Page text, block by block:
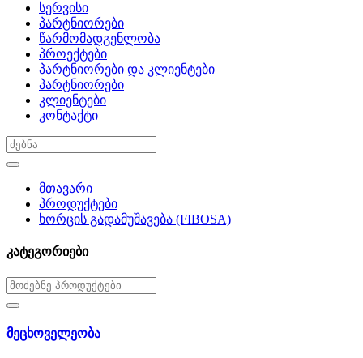
სერვისი
პარტნიორები
წარმომადგენლობა
პროექტები
პარტნიორები და კლიენტები
პარტნიორები
კლიენტები
კონტაქტი
მთავარი
პროდუქტები
ხორცის გადამუშავება (FIBOSA)
კატეგორიები
მეცხოველეობა